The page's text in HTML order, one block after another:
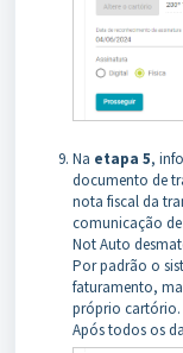
Na etapa 5,
documento de
nota fiscal da
comunicação
Not Auto
Por padrão o
faturamento,
próprio cartório.
Após todos os